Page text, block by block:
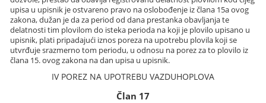
upisa u upisnik je ostvareno pravo na oslobođenje iz člana 15a ovog
zakona, dužan je da za period od dana prestanka obavljanja te
delatnosti tim plovilom do isteka perioda na koji je plovilo upisano u
upisnik, plati pripadajući iznos poreza na upotrebu plovila koji se
utvrđuje srazmerno tom periodu, u odnosu na porez za to plovilo iz
člana 15. ovog zakona na dan upisa u upisnik.
IV POREZ NA UPOTREBU VAZDUHOPLOVA
Član 17